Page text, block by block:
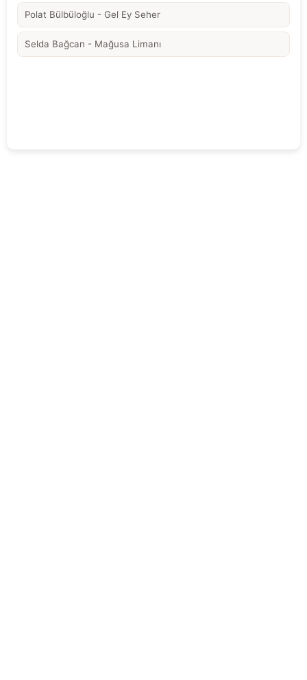
Polat Bülbüloğlu - Gel Ey Seher
Selda Bağcan - Mağusa Limanı